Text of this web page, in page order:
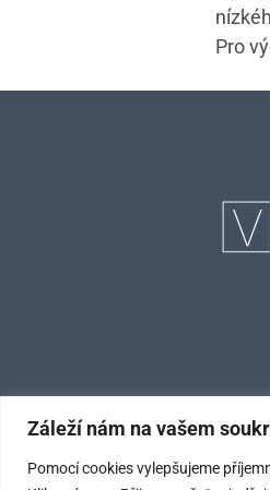
Záleží nám na vašem
Pomocí cookies vylepšujeme
Pro